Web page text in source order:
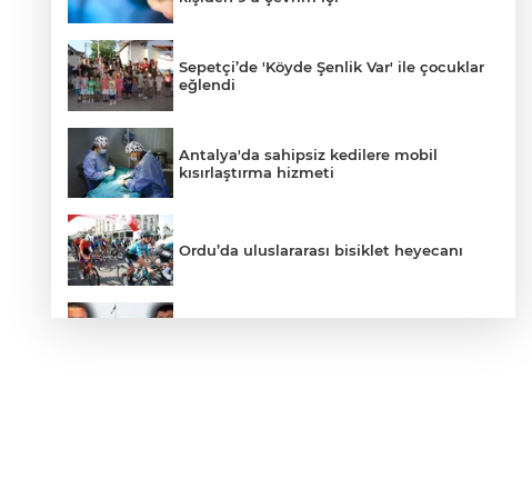
Sepetçi’de 'Köyde Şenlik Var' ile çocuklar
eğlendi
Antalya'da sahipsiz kedilere mobil
kısırlaştırma hizmeti
Ordu’da uluslararası bisiklet heyecanı